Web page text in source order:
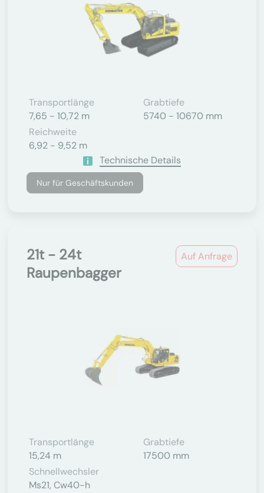
Transportlänge
7,65 - 10,72 m
Grabtiefe
5740 - 10670 mm
Reichweite
6,92 - 9,52 m
Technische Details
Nur für Geschäftskunden
Auf Anfrage
21t - 24t
Raupenbagger
Transportlänge
15,24 m
Grabtiefe
17500 mm
Schnellwechsler
Ms21, Cw40-h